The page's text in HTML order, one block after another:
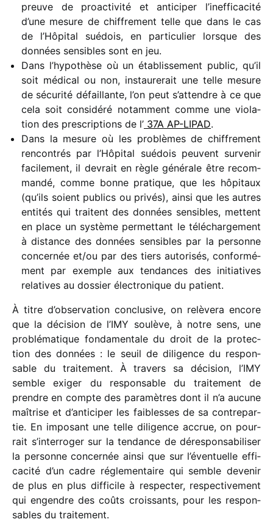
preuve de proac­ti­vité et anti­ci­per l’inefficacité
d’une mesure de chif­fre­ment telle que dans le cas
de l’Hôpital suédois, en parti­cu­lier lorsque des
données sensibles sont en jeu.
Dans l’hypothèse où un établis­se­ment public, qu’il
soit médi­cal ou non, instau­re­rait une telle mesure
de sécu­rité défaillante, l’on peut s’attendre à ce que
cela soit consi­déré notam­ment comme une viola­
tion des pres­crip­tions de l’ 37A AP-LIPAD.
Dans la mesure où les problèmes de chif­fre­ment
rencon­trés par l’Hôpital suédois peuvent surve­nir
faci­le­ment, il devrait en règle géné­rale être recom­
mandé, comme bonne pratique, que les hôpi­taux
(qu’ils soient publics ou privés), ainsi que les autres
enti­tés qui traitent des données sensibles, mettent
en place un système permet­tant le télé­char­ge­ment
à distance des données sensibles par la personne
concer­née et/​ou par des tiers auto­ri­sés, confor­mé­
ment par exemple aux tendances des initia­tives
rela­tives au dossier élec­tro­nique du patient.
À titre d’observation conclu­sive, on relè­vera encore
que la déci­sion de l’IMY soulève, à notre sens, une
problé­ma­tique fonda­men­tale du droit de la protec­
tion des données : le seuil de dili­gence du respon­
sable du trai­te­ment. À travers sa déci­sion, l’IMY
semble exiger du respon­sable du trai­te­ment de
prendre en compte des para­mètres dont il n’a aucune
maîtrise et d’anticiper les faiblesses de sa contre­par­
tie. En impo­sant une telle dili­gence accrue, on pour­
rait s’interroger sur la tendance de déres­pon­sa­bi­li­ser
la personne concer­née ainsi que sur l’éventuelle effi­
ca­cité d’un cadre régle­men­taire qui semble deve­nir
de plus en plus diffi­cile à respec­ter, respec­ti­ve­ment
qui engendre des coûts crois­sants, pour les respon­
sables du traitement.